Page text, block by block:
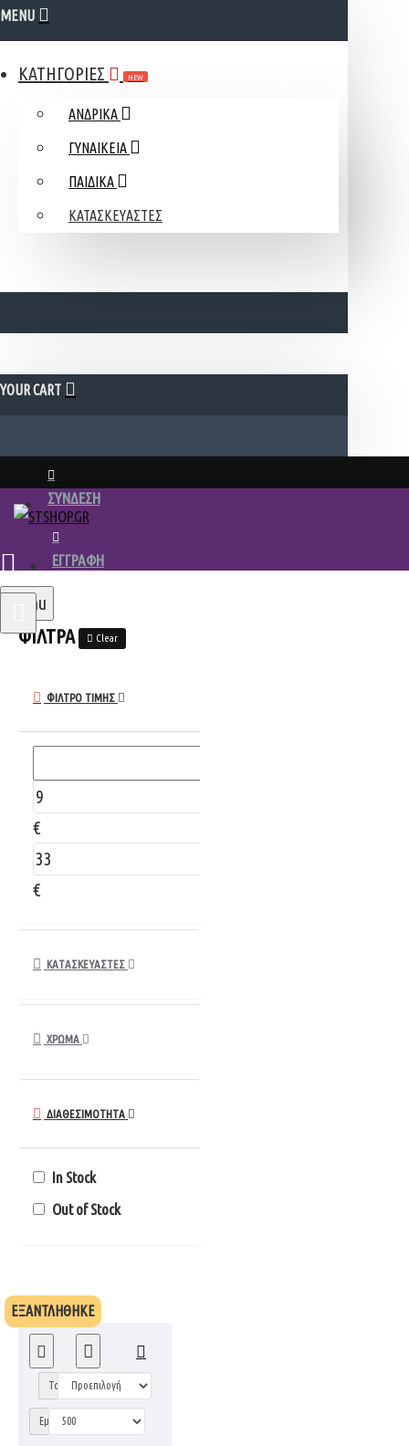
MENU
ΚΑΤΗΓΟΡΙΕΣ NEW
ΑΝΔΡΙΚΑ
ΓΥΝΑΙΚΕΙΑ
ΠΑΙΔΙΚΑ
ΚΑΤΑΣΚΕΥΑΣΤΕΣ
YOUR CART
ΣΥΝΔΕΣΗ
ΕΓΓΡΑΦΗ
Menu
ΦΙΛΤΡΑ Clear
ΦΊΛΤΡΟ ΤΙΜΉΣ
€
€
ΚΑΤΑΣΚΕΥΑΣΤΈΣ
ΧΡΏΜΑ
ΔΙΑΘΈΣΙΜΌΤΗΤΑ
In Stock
Out of Stock
Ταξινόμηση:
Εμφάνιση:
ΕΞΑΝΤΛΗΘΗΚΕ